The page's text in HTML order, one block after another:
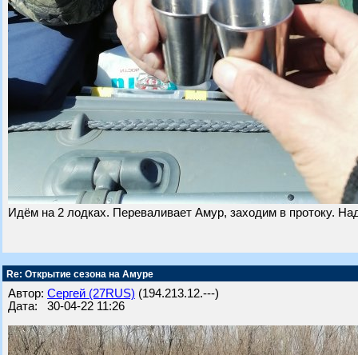
Идём на 2 лодках. Переваливает Амур, заходим в протоку.
Re: Открытие сезона на Амуре
Автор: Сергей (27RUS) (194.213.12.---)
Дата: 30-04-22 11:26